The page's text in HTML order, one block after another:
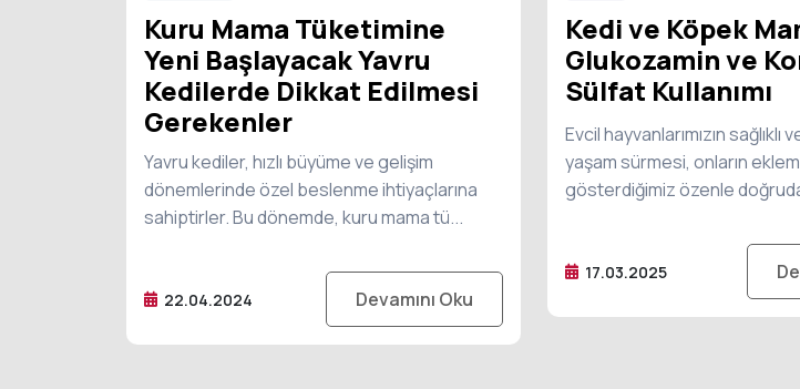
Kuru Mama Tüketimine
Yeni Başlayacak Yavru
Kedilerde Dikkat Edilmesi
Gerekenler
Yavru kediler, hızlı büyüme ve gelişim
dönemlerinde özel beslenme ihtiyaçlarına
sahiptirler. Bu dönemde, kuru mama tü...
22.04.2024 Devamını Oku
Kedi ve Köpek
Glukozamin ve
Sülfat Kullanımı
Evcil hayvanlarımızın sağlıklı
yaşam sürmesi, onların eklem
gösterdiğimiz özenle
17.03.2025